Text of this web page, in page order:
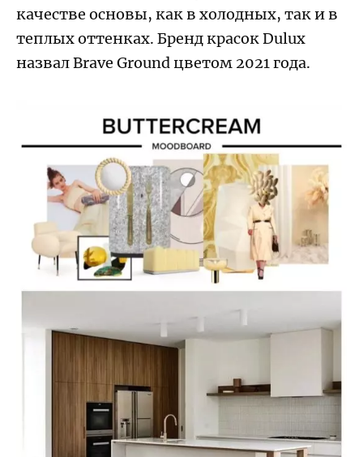
качестве основы, как в холодных, так и в
теплых оттенках. Бренд красок Dulux
назвал Brave Ground цветом 2021 года.